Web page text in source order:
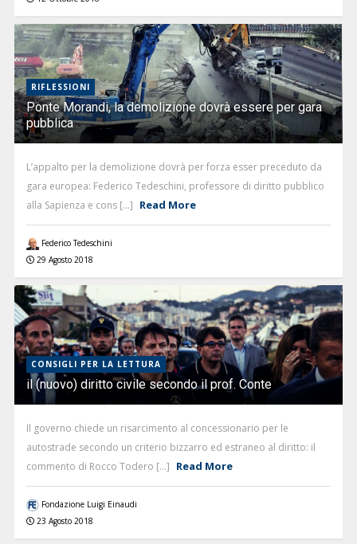
RIFLESSIONI
Ponte Morandi, la demolizione dovrà essere per gara
pubblica
L’appalto per la demolizione dovrà per forza esser preceduto da
gara europea: Federico Tedeschini, professore di diritto pubblico
alla Sapienza e cons [...] Read More
Federico Tedeschini
29 Agosto 2018
CONSIGLI PER LA LETTURA
il (nuovo) diritto civile secondo il prof. Conte
Il governo chiede un risarcimento al concessionario per le
autostrade secondo un criterio bizzarro ed estraneo al diritto: il
commento di Rocco Todero [...] Read More
Fondazione Luigi Einaudi
23 Agosto 2018